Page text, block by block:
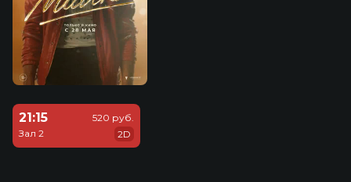
21:15
Зал 2
520 руб.
2D